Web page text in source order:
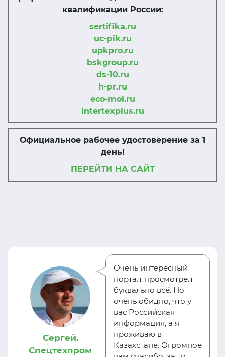
квалификации России:
sertifika.ru
uc-pik.ru
upkpro.ru
bskgroup.ru
ds-10.ru
h-pr.ru
eco-mol.ru
intertexplus.ru
Официальное рабочее удостоверение за 1
день!
ПЕРЕЙТИ НА САЙТ
Сергей.
Спецтехпром
Очень интересный
портал, просмотрел
буквально всё. Но
очень обидно, что у
вас Российская
информация, а я
проживаю в
Казахстане. Огромное